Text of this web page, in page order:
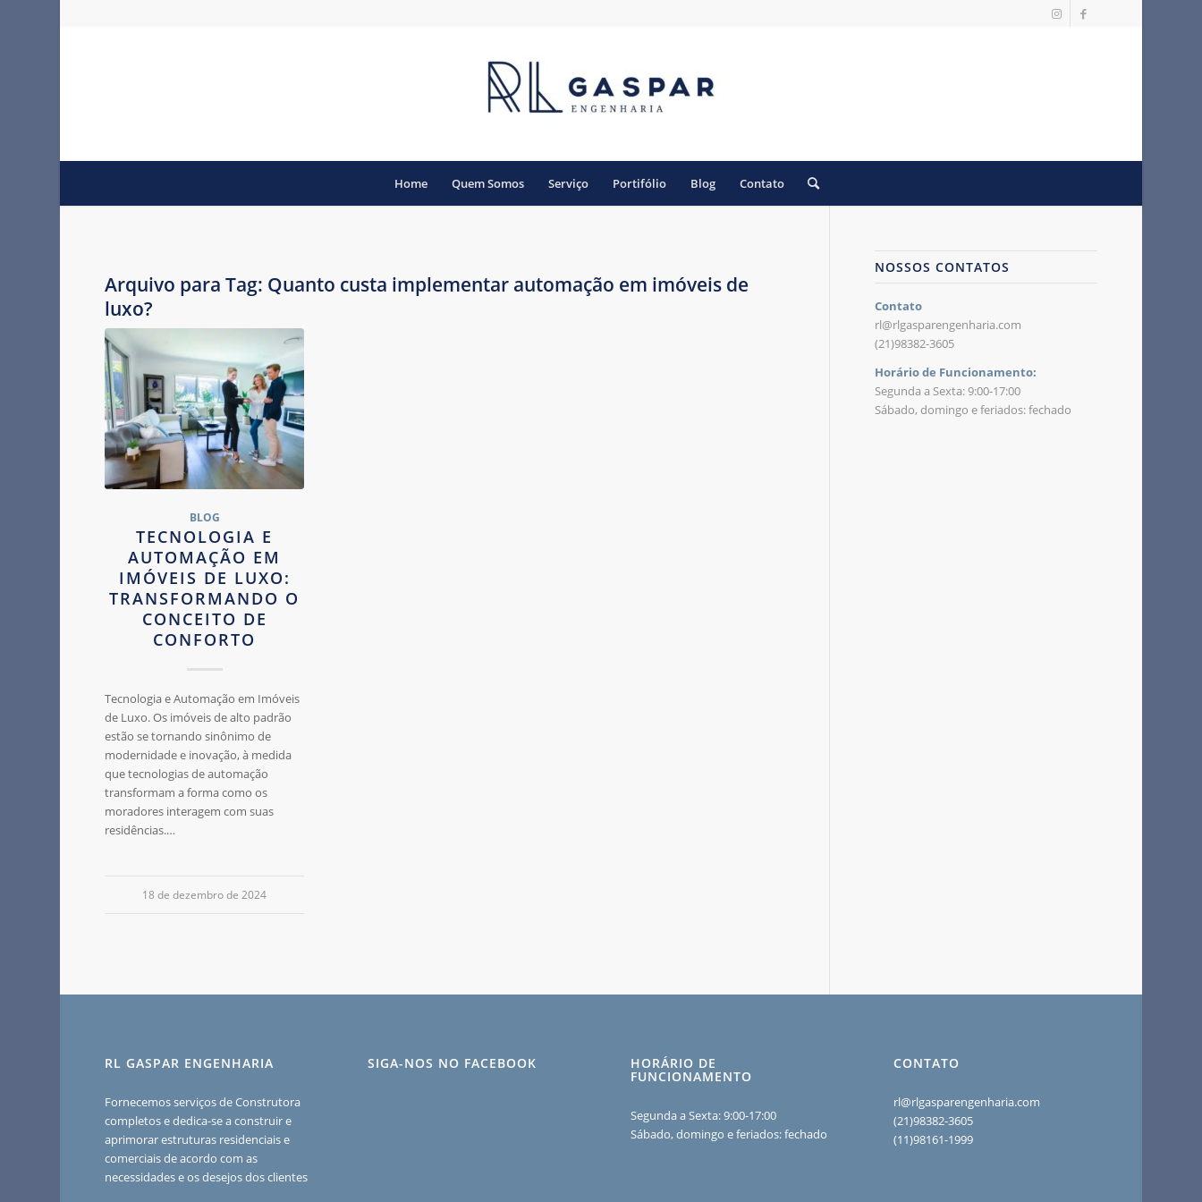
Home Quem Somos Serviço Portifólio Blog Contato
Arquivo para Tag: Quanto custa implementar automação em imóveis de
luxo?
BLOG
TECNOLOGIA E
AUTOMAÇÃO EM
IMÓVEIS DE LUXO:
TRANSFORMANDO O
CONCEITO DE
CONFORTO
Tecnologia e Automação em Imóveis
de Luxo. Os imóveis de alto padrão
estão se tornando sinônimo de
modernidade e inovação, à medida
que tecnologias de automação
transformam a forma como os
moradores interagem com suas
residências.…
18 de dezembro de 2024
NOSSOS CONTATOS
Contato
rl@rlgasparengenharia.com
(21)98382-3605
Horário de Funcionamento:
Segunda a Sexta: 9:00-17:00
Sábado, domingo e feriados: fechado
RL GASPAR ENGENHARIA
Fornecemos serviços de Construtora
completos e dedica-se a construir e
aprimorar estruturas residenciais e
comerciais de acordo com as
necessidades e os desejos dos clientes
SIGA-NOS NO FACEBOOK HORÁRIO DE
FUNCIONAMENTO
Segunda a Sexta: 9:00-17:00
Sábado, domingo e feriados: fechado
CONTATO
rl@rlgasparengenharia.com
(21)98382-3605
(11)98161-1999